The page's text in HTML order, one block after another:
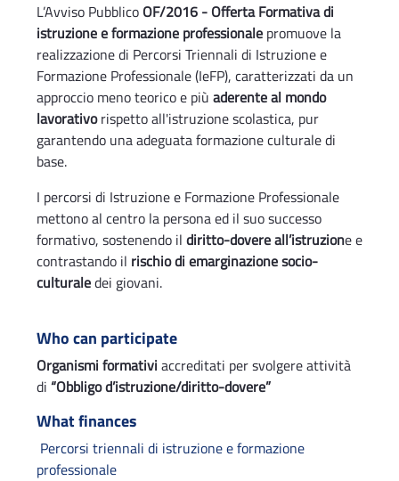
L’Avviso Pubblico OF/2016 - Offerta Formativa di
istruzione e formazione professionale promuove la
realizzazione di Percorsi Triennali di Istruzione e
Formazione Professionale (IeFP), caratterizzati da un
approccio meno teorico e più aderente al mondo
lavorativorispetto all'istruzione scolastica, pur
garantendo una adeguata formazione culturale di
base.
I percorsi di Istruzione e Formazione Professionale
mettono al centro la persona ed il suo successo
formativo, sostenendo il diritto-dovere all’istruzione e
contrastando il rischio di emarginazione socio-
culturaledei giovani.
Who can participate
Organismi formativi accreditati per svolgere attività
di “Obbligo d’istruzione/diritto-dovere”
What finances
Percorsi triennali di istruzione e formazione
professionale